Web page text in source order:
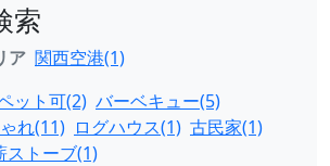
索
ア 関西空港(1)
ット可(2) バーベキュー(5)
れ(11) ログハウス(1) 古民家(1)
ストーブ(1)